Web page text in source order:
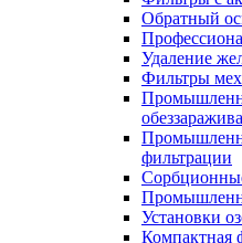
Обратный
Удаление
Фильтры
фильтрации
Установки
Компактная